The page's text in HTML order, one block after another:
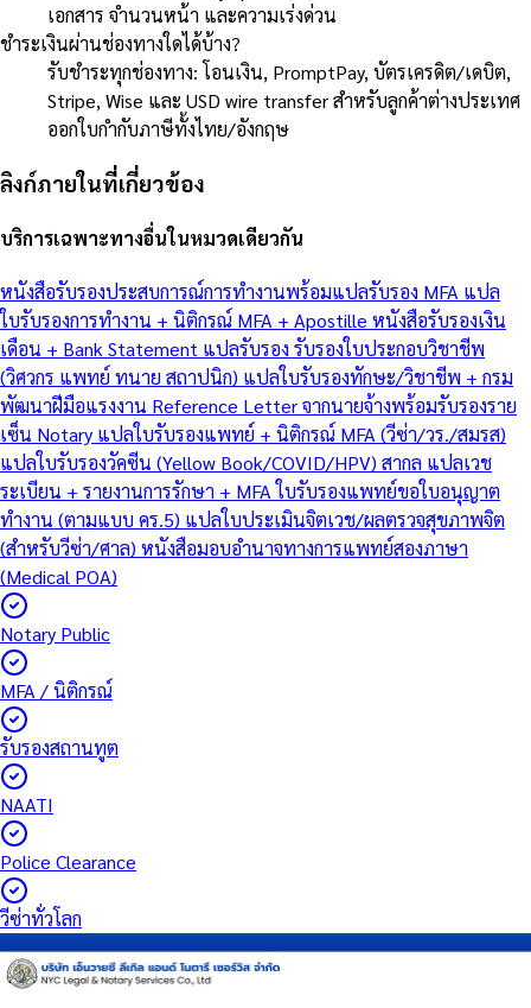
เอกสาร จำนวนหน้า และความเร่งด่วน
ชำระเงินผ่านช่องทางใดได้บ้าง?
รับชำระทุกช่องทาง: โอนเงิน, PromptPay, บัตรเครดิต/เดบิต,
Stripe, Wise และ USD wire transfer สำหรับลูกค้าต่างประเทศ
ออกใบกำกับภาษีทั้งไทย/อังกฤษ
ลิงก์ภายในที่เกี่ยวข้อง
บริการเฉพาะทางอื่นในหมวดเดียวกัน
หนังสือรับรองประสบการณ์การทำงานพร้อมแปลรับรอง MFA แปล
ใบรับรองการทำงาน + นิติกรณ์ MFA + Apostille หนังสือรับรองเงิน
เดือน + Bank Statement แปลรับรอง รับรองใบประกอบวิชาชีพ
(วิศวกร แพทย์ ทนาย สถาปนิก) แปลใบรับรองทักษะ/วิชาชีพ + กรม
พัฒนาฝีมือแรงงาน Reference Letter จากนายจ้างพร้อมรับรองราย
เซ็น Notary แปลใบรับรองแพทย์ + นิติกรณ์ MFA (วีซ่า/วร./สมรส)
แปลใบรับรองวัคซีน (Yellow Book/COVID/HPV) สากล แปลเวช
ระเบียน + รายงานการรักษา + MFA ใบรับรองแพทย์ขอใบอนุญาต
ทำงาน (ตามแบบ คร.5) แปลใบประเมินจิตเวช/ผลตรวจสุขภาพจิต
(สำหรับวีซ่า/ศาล) หนังสือมอบอำนาจทางการแพทย์สองภาษา
(Medical POA)
Notary Public
MFA / นิติกรณ์
รับรองสถานทูต
NAATI
Police Clearance
วีซ่าทั่วโลก